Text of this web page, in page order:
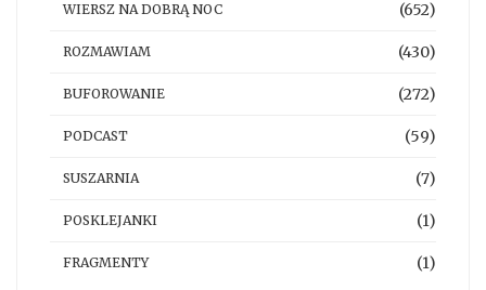
WIERSZ NA DOBRĄ NOC (652)
ROZMAWIAM (430)
BUFOROWANIE (272)
PODCAST (59)
SUSZARNIA (7)
POSKLEJANKI (1)
FRAGMENTY (1)